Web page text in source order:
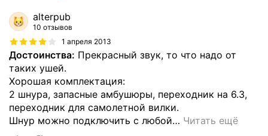
alterpub
10 отзывов
1 апреля 2013
Достоинства: Прекрасный звук, то что надо от
таких ушей.
Хорошая комплектация:
2 шнура, запасные амбушюры, переходник на 6.3,
переходник для самолетной вилки.
Шнур можно подключить с любой… Читать ещё